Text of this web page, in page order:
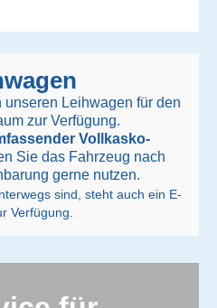
Leihwagen für den
zur Verfügung.
Vollkasko-
Sie das Fahrzeug nach
gerne nutzen.
sind, steht auch ein E-
Verfügung.